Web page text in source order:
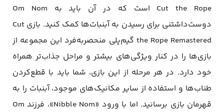
Cut the Rope است که در آن باید به Om Nom
دوست‌داشتنی برای رسیدن به آبنبات‌ها کمک کنید. بازی Cut
the Rope Remastered گیم‌پلی منحصربه‌فرد این مجموعه از
بازی‌ها را در کنار ویژگی‌های بیشتر و مراحل جذاب‌تر همراه
خود دارد. در هر مرحله از این بازی، شما باید با قطع‌کردن
طناب‌ها و استفاده از سایر مکانیک‌های موجود، آبنبات را به
قهرمان بازی برسانید. اما با ورود «Nibble Nom»، فرزند Om